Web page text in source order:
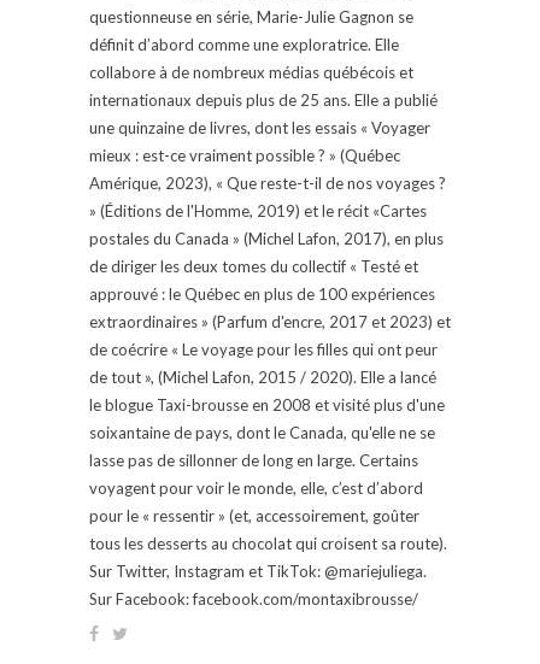
questionneuse en série, Marie-Julie Gagnon se
définit d’abord comme une exploratrice. Elle
collabore à de nombreux médias québécois et
internationaux depuis plus de 25 ans. Elle a publié
une quinzaine de livres, dont les essais « Voyager
mieux : est-ce vraiment possible ? » (Québec
Amérique, 2023), « Que reste-t-il de nos voyages ?
» (Éditions de l'Homme, 2019) et le récit «Cartes
postales du Canada » (Michel Lafon, 2017), en plus
de diriger les deux tomes du collectif « Testé et
approuvé : le Québec en plus de 100 expériences
extraordinaires » (Parfum d'encre, 2017 et 2023) et
de coécrire « Le voyage pour les filles qui ont peur
de tout », (Michel Lafon, 2015 / 2020). Elle a lancé
le blogue Taxi-brousse en 2008 et visité plus d'une
soixantaine de pays, dont le Canada, qu'elle ne se
lasse pas de sillonner de long en large. Certains
voyagent pour voir le monde, elle, c’est d’abord
pour le « ressentir » (et, accessoirement, goûter
tous les desserts au chocolat qui croisent sa route).
Sur Twitter, Instagram et TikTok: @mariejuliega.
Sur Facebook: facebook.com/montaxibrousse/